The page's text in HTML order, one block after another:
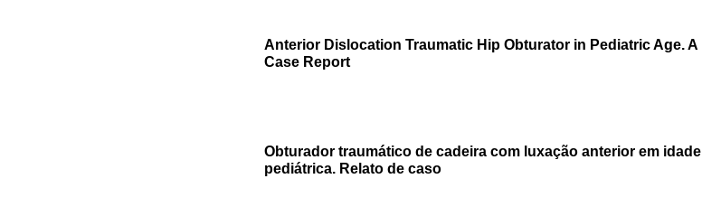
Anterior Dislocation Traumatic Hip Obturator in Pediatric Age. A
Case Report
Obturador traumático de cadeira com luxação anterior em idade
pediátrica. Relato de caso